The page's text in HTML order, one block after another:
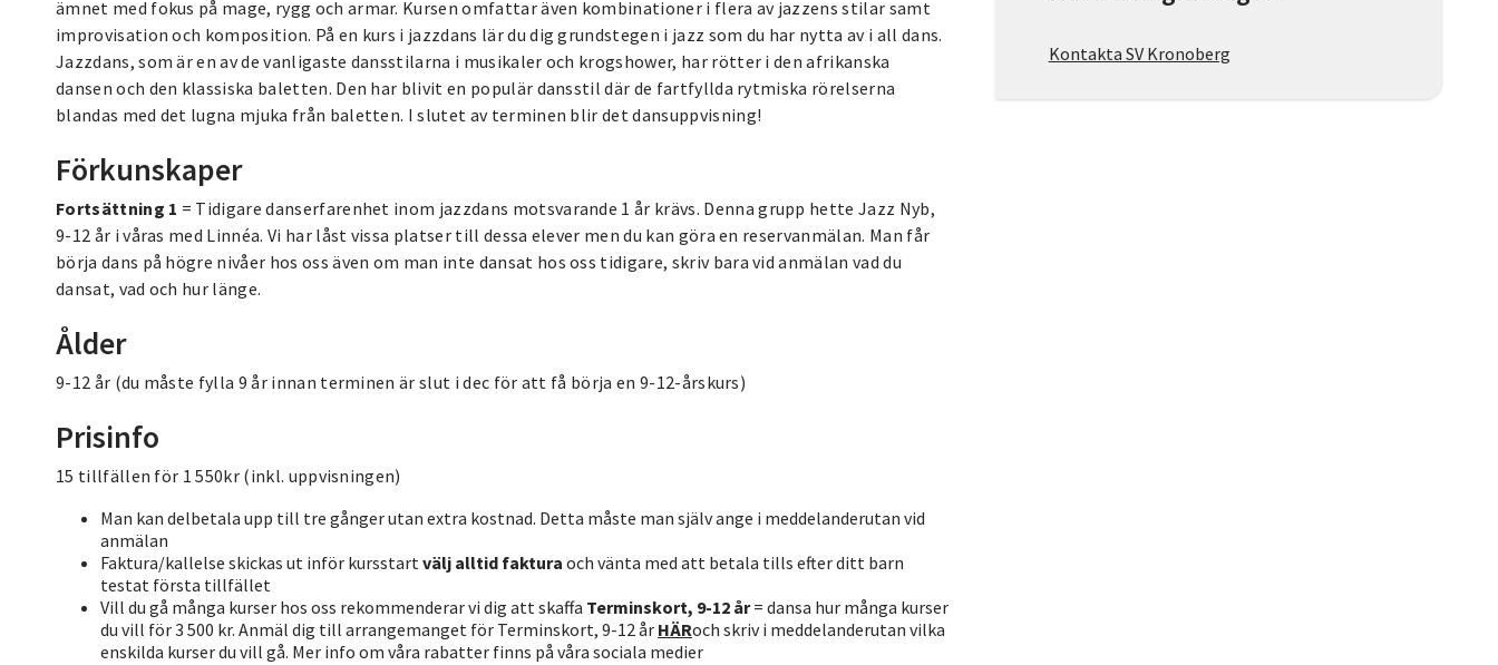
ämnet med fokus på mage, rygg och armar. Kursen omfattar även kombinationer i flera av jazzens stilar samt
improvisation och komposition. På en kurs i jazzdans lär du dig grundstegen i jazz som du har nytta av i all dans.
Jazzdans, som är en av de vanligaste dansstilarna i musikaler och krogshower, har rötter i den afrikanska
dansen och den klassiska baletten. Den har blivit en populär dansstil där de fartfyllda rytmiska rörelserna
blandas med det lugna mjuka från baletten. I slutet av terminen blir det dansuppvisning!
Förkunskaper
Fortsättning 1 = Tidigare danserfarenhet inom jazzdans motsvarande 1 år krävs. Denna grupp hette Jazz Nyb,
9-12 år i våras med Linnéa. Vi har låst vissa platser till dessa elever men du kan göra en reservanmälan. Man får
börja dans på högre nivåer hos oss även om man inte dansat hos oss tidigare, skriv bara vid anmälan vad du
dansat, vad och hur länge.
Ålder
9-12 år (du måste fylla 9 år innan terminen är slut i dec för att få börja en 9-12-årskurs)
Prisinfo
15 tillfällen för 1 550kr (inkl. uppvisningen)
Man kan delbetala upp till tre gånger utan extra kostnad. Detta måste man själv ange i meddelanderutan vid
anmälan
Faktura/kallelse skickas ut inför kursstart välj alltid faktura och vänta med att betala tills efter ditt barn
testat första tillfället
Vill du gå många kurser hos oss rekommenderar vi dig att skaffa Terminskort, 9-12 år= dansa hur många kurser
du vill för 3 500 kr. Anmäl dig till arrangemanget för Terminskort, 9-12 år HÄRoch skriv i meddelanderutan vilka
enskilda kurser du vill gå. Mer info om våra rabatter finns på våra sociala medier
Kontakta SV Kronoberg